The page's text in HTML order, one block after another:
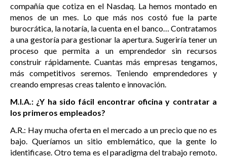
compañía que cotiza en el Nasdaq. La hemos montado en
menos de un mes. Lo que más nos costó fue la parte
burocrática, la notaría, la cuenta en el banco… Contratamos
a una gestoría para gestionar la apertura. Sugeriría tener un
proceso que permita a un emprendedor sin recursos
construir rápidamente. Cuantas más empresas tengamos,
más competitivos seremos. Teniendo emprendedores y
creando empresas creas talento e innovación.
M.I.A.: ¿Y ha sido fácil encontrar oficina y contratar a
los primeros empleados?
A.R.: Hay mucha oferta en el mercado a un precio que no es
bajo. Queríamos un sitio emblemático, que la gente lo
identificase. Otro tema es el paradigma del trabajo remoto.